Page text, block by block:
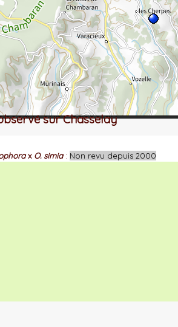
sur Chasselay
x O. simia: Non revu depuis 2000